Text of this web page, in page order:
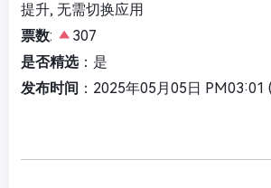
提升, 无需切换应用
票数:
307
是否精选：是
发布时间 ：2025年05月05日 PM03:01